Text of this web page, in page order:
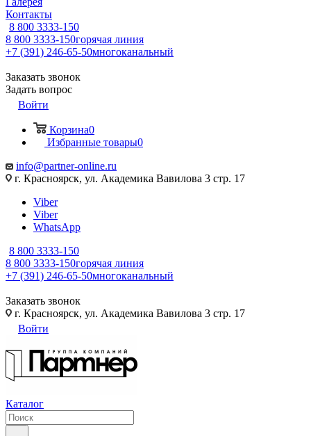
Контакты
8 800 3333-150
8 800 3333-150горячая линия
+7 (391) 246-65-50многоканальный
Заказать звонок
Задать вопрос
Войти
Корзина0
Избранные товары0
info@partner-online.ru
г. Красноярск, ул. Академика Вавилова 3 стр. 17
Viber
Viber
WhatsApp
8 800 3333-150
8 800 3333-150горячая линия
+7 (391) 246-65-50многоканальный
Заказать звонок
г. Красноярск, ул. Академика Вавилова 3 стр. 17
Войти
Каталог